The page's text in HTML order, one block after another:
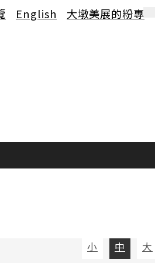
English 大墩美展的粉專
小
中 大